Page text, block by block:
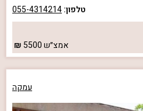
טלפון:055-4314214
אמצ״ש5500
עמקה